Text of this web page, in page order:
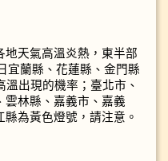
天氣高溫炎熱，東半部
宜蘭縣、花蓮縣、金門縣
出現的機率；臺北市、
林縣、嘉義市、嘉義
為黃色燈號，請注意。